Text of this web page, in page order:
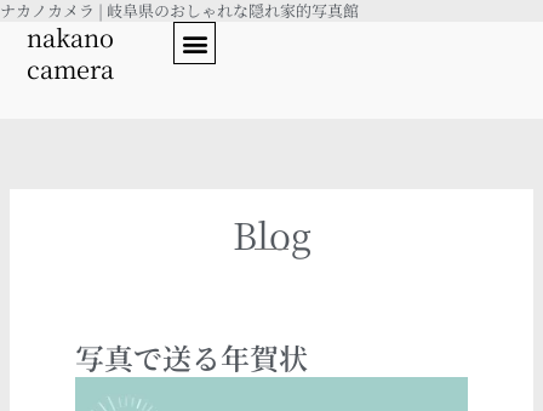
内
ナカノカメラ | 岐阜県のおしゃれな隠れ家的写真館
nakano
camera
Blog
写真で送る年賀状